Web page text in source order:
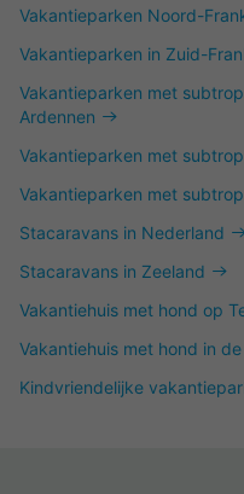
Vakantieparken Noord-
Vakantieparken in Zuid-
Vakantieparken met
Ardennen
Vakantieparken met
Vakantieparken met
Stacaravans in Nederland
Stacaravans in Zeeland
Vakantiehuis met hond op
Vakantiehuis met hond in
Kindvriendelijke